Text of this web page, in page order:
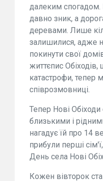
далеким спогадом.
давно зник, а
деревами. Лише
залишилися, адже
покинути свої
життєпис Обіходів,
катастрофи, тепер
співрозмовниці.
Тепер Нові Обіходи
близькими і
нагадує їй про 14
прибули перші
День села Нові
Кожен вівторок